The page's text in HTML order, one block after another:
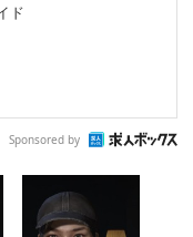
ド
Sponsored by